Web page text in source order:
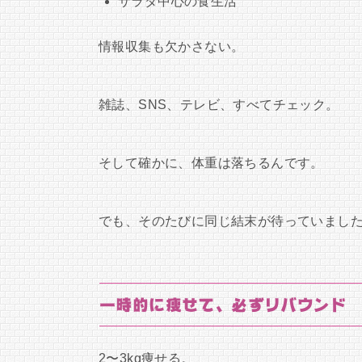
情報収集も欠かさない。
雑誌、SNS、テレビ、すべてチェック。
そして確かに、体重は落ちるんです。
でも、そのたびに同じ結末が待っていまし
一時的に痩せて、必ずリバウンド
2〜3kg痩せる。